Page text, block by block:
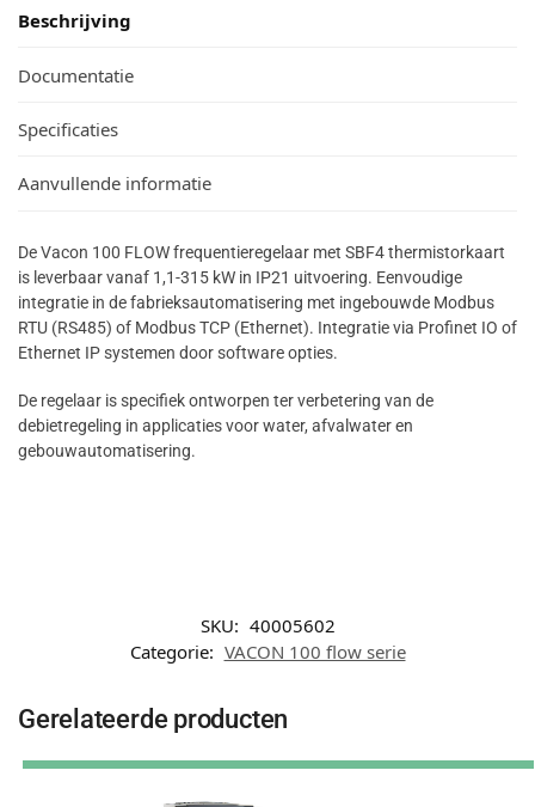
Beschrijving
Documentatie
Specificaties
Aanvullende informatie
De Vacon 100 FLOW frequentieregelaar met SBF4 thermistorkaart
is leverbaar vanaf 1,1-315 kW in IP21 uitvoering. Eenvoudige
integratie in de fabrieksautomatisering met ingebouwde Modbus
RTU (RS485) of Modbus TCP (Ethernet). Integratie via Profinet IO of
Ethernet IP systemen door software opties.
De regelaar is specifiek ontworpen ter verbetering van de
debietregeling in applicaties voor water, afvalwater en
gebouwautomatisering.
SKU: 40005602
Categorie: VACON 100 flow serie
Gerelateerde producten